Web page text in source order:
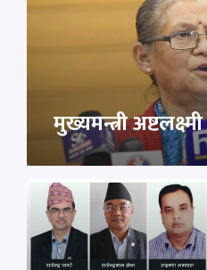
मुख्यमन्त्री